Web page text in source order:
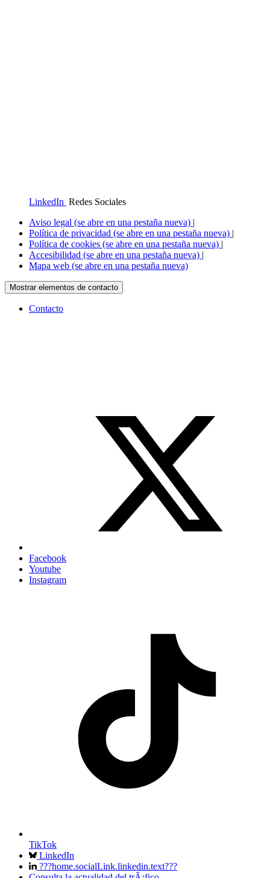
LinkedIn Redes Sociales
Aviso legal (se abre en una pestaña nueva) |
Política de privacidad (se abre en una pestaña nueva) |
Política de cookies (se abre en una pestaña nueva) |
Accesibilidad (se abre en una pestaña nueva) |
Mapa web (se abre en una pestaña nueva)
Mostrar elementos de contacto
Contacto
Facebook
Youtube
Instagram
TikTok
LinkedIn
???home.socialLink.linkedin.text???